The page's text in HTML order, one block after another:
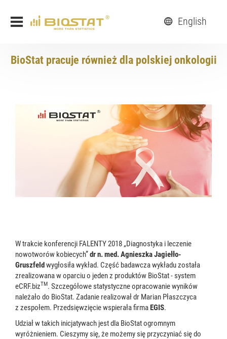
English
BioStat pracuje również dla polskiej onkologii
W trakcie konferencji FALENTY 2018 „Diagnostyka i leczenie
nowotworów kobiecych”dr n. med. Agnieszka Jagiełło-
Gruszfeldwygłosiła wykład. Część badawcza wykładu została
zrealizowana w oparciu o jeden z produktów BioStat - system
eCRF.bizTM. Szczegółowe statystyczne opracowanie wyników
należało do BioStat. Zadanie realizował dr Marian Płaszczyca
z zespołem. Przedsięwzięcie wspierała firmaEGIS.
Udział w takich inicjatywach jest dla BioStat ogromnym
wyróżnieniem. Cieszymy się, że możemy się przyczyniać się do